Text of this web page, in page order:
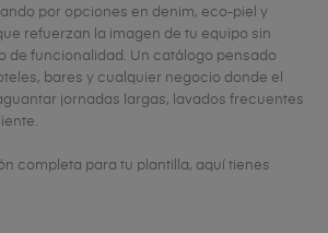
por opciones en denim, eco-piel y
refuerzan la imagen de tu equipo sin
de funcionalidad. Un catálogo pensado
bares y cualquier negocio donde el
jornadas largas, lavados frecuentes
completa para tu plantilla, aquí tienes